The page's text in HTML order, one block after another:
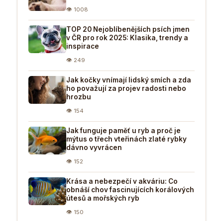
👁 1008
TOP 20 Nejoblíbenějších psích jmen
v ČR pro rok 2025: Klasika, trendy a
inspirace
👁 249
Jak kočky vnímají lidský smích a zda
ho považují za projev radosti nebo
hrozbu
👁 154
Jak funguje paměť u ryb a proč je
mýtus o třech vteřinách zlaté rybky
dávno vyvrácen
👁 152
Krása a nebezpečí v akváriu: Co
obnáší chov fascinujících korálových
útesů a mořských ryb
👁 150